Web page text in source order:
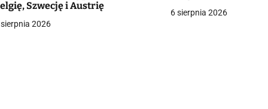
Szwecję i Austrię
2026
6 sierpnia 2026